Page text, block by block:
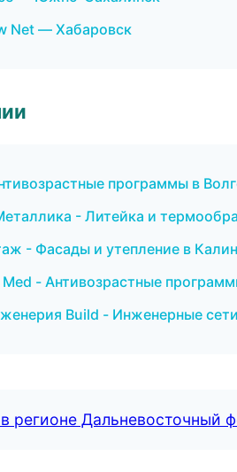
Net — Хабаровск
программы в
- Литейка и
- Фасады и утепление в
- Антивозрастные
Build - Инженерные
регионе Дальневосточный